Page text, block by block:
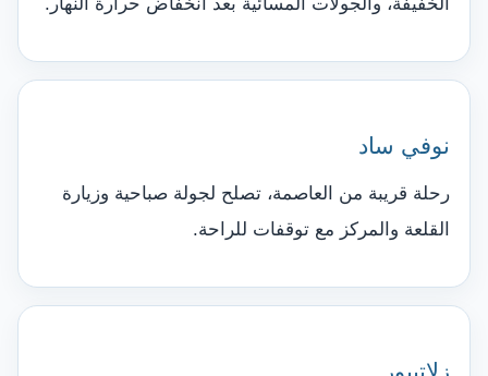
نوفي ساد
رحلة قريبة من العاصمة، تصلح لجولة صباحية وزيارة
القلعة والمركز مع توقفات للراحة.